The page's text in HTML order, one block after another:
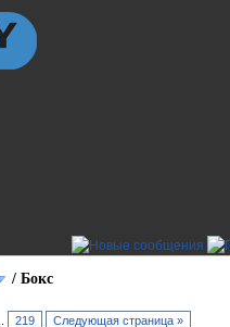
/ Бокс
219 Следующая страница »